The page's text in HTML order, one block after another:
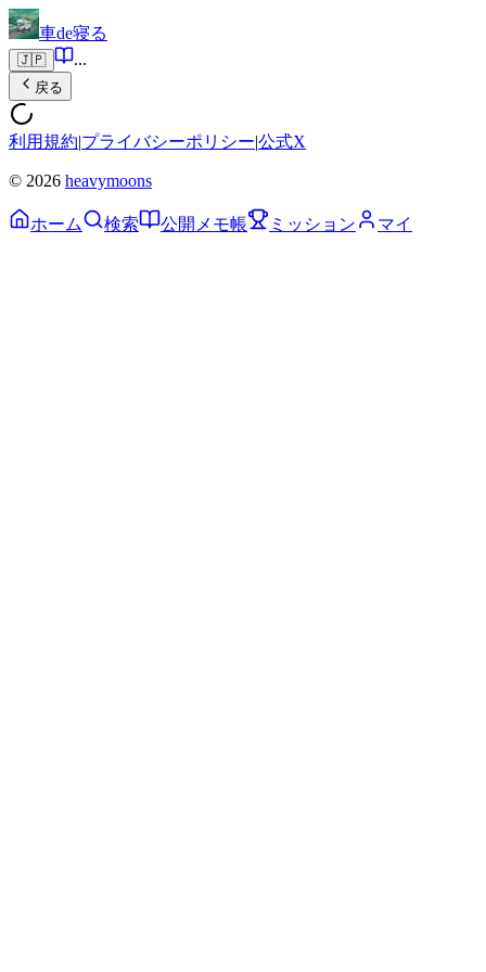
車de寝る
🇯🇵 ...
戻る
利用規約|プライバシーポリシー|公式X
© 2026 heavymoons
ホーム 検索 公開メモ帳 ミッション マイ